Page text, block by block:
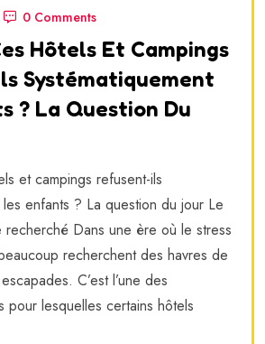
0 Comments
Hôtels Et Campings
Systématiquement
? La Question Du
et campings refusent-ils
les enfants ? La question du jour Le
Dans une ère où le stress
recherchent des havres de
C’est l’une des
pour lesquelles certains hôtels